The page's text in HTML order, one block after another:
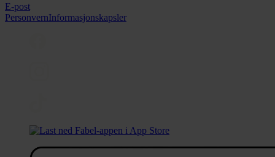
E-post
PersonvernInformasjonskapsler